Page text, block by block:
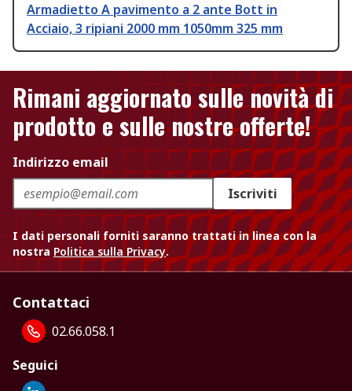
Armadietto A pavimento a 2 ante Bott in
Acciaio, 3 ripiani 2000 mm 1050mm 325 mm
Rimani aggiornato sulle novità di
prodotto e sulle nostre offerte!
Indirizzo email
Iscriviti
I dati personali forniti saranno trattati in linea con la
nostra Politica sulla Privacy.
Contattaci
02.66.058.1
Seguici